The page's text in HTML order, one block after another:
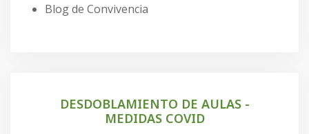
Blog de Convivencia
DESDOBLAMIENTO DE AULAS -
MEDIDAS COVID